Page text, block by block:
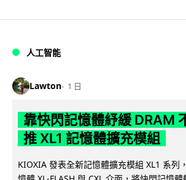
人工智能
Lawton 1 日
靠快閃記憶體紓緩 DRAM
推 XL1 記憶體擴充模組
KIOXIA 發表全新記憶體擴充模組 XL1 系列